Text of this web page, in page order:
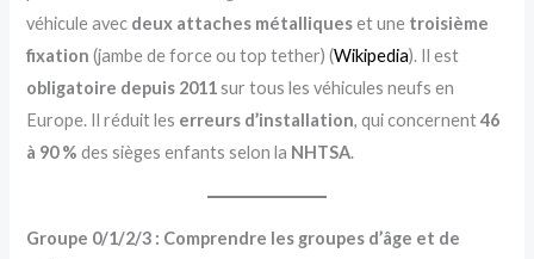
véhicule avec deux attaches métalliqueset une troisième
fixation (jambe de force ou top tether) (Wikipedia). Il est
obligatoire depuis 2011sur tous les véhicules neufs en
Europe. Il réduit les erreurs d’installation, qui concernent46
à 90 % des sièges enfants selon la NHTSA.
Groupe 0/1/2/3 : Comprendre les groupes d’âge et de